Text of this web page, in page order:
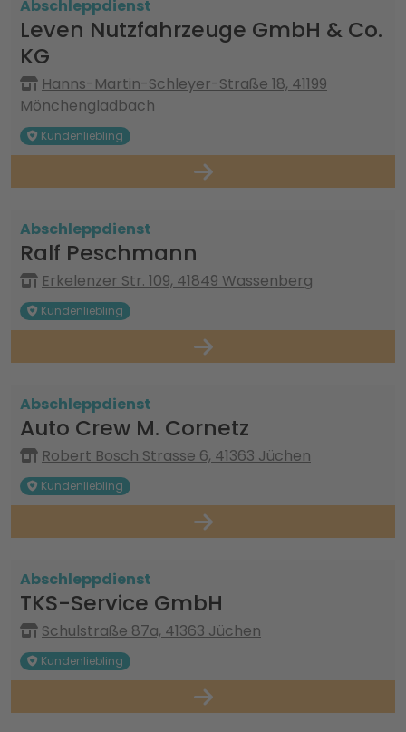
Abschleppdienst
Leven Nutzfahrzeuge GmbH & Co.
KG
Hanns-Martin-Schleyer-Straße 18, 41199
Mönchengladbach
Kundenliebling
Abschleppdienst
Ralf Peschmann
Erkelenzer Str. 109, 41849 Wassenberg
Kundenliebling
Abschleppdienst
Auto Crew M. Cornetz
Robert Bosch Strasse 6, 41363 Jüchen
Kundenliebling
Abschleppdienst
TKS-Service GmbH
Schulstraße 87a, 41363 Jüchen
Kundenliebling